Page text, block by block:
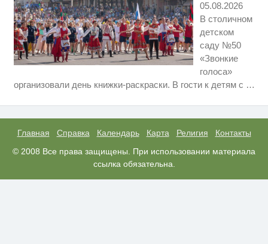
05.08.2026
В столичном
детском
саду №50
«Звонкие
голоса»
организовали день книжки-раскраски. В гости к детям с …
Главная Справка Календарь Карта Религия
Контакты
© 2008 Все права защищены. При использовании материала
ссылка обязательна.
вы будете в шоке от увиденного
i
Ржу не переставая, это видео
пересмотришь не раз